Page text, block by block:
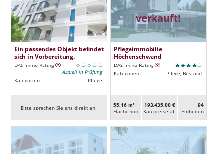
Ein passendes Objekt befindet
sich in Vorbereitung.
DAS Immo Rating
Aktuell in Prüfung
Kategorien
Pflege
Bitte sprechen Sie uns direkt an.
verkauft!
Pflegeimmobilie
Höchenschwand
DAS Immo Rating
Kategorien
Pflege, Bestand
55,16 m²
Fläche von
193.435,00 €
Kaufpreise ab
94
Ein­heiten